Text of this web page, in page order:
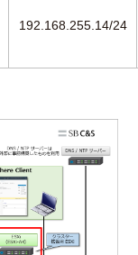
192.168.255.14/24